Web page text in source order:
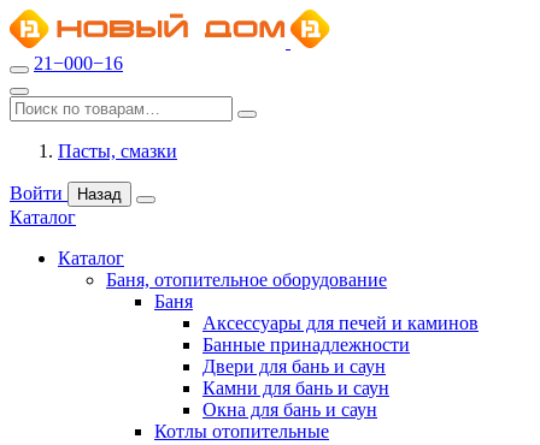
21−000−16
Пасты, смазки
Войти Назад
Каталог
Каталог
Баня, отопительное оборудование
Баня
Аксессуары для печей и каминов
Банные принадлежности
Двери для бань и саун
Камни для бань и саун
Окна для бань и саун
Котлы отопительные